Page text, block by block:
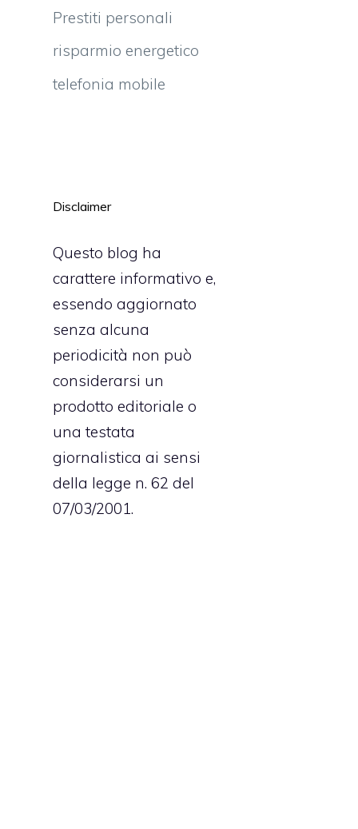
Prestiti personali
risparmio energetico
telefonia mobile
Disclaimer
Questo blog ha
carattere informativo e,
essendo aggiornato
senza alcuna
periodicità non può
considerarsi un
prodotto editoriale o
una testata
giornalistica ai sensi
della legge n. 62 del
07/03/2001.